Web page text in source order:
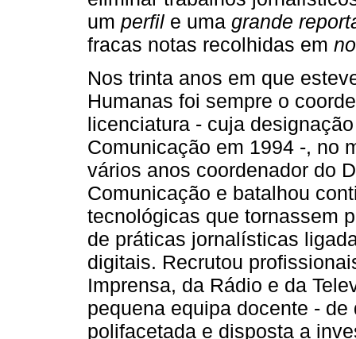
um perfil e uma grande
fracas notas recolhidas em
Nos trinta anos em que
Humanas foi sempre o
licenciatura - cuja
Comunicação em 1994 -, no
vários anos coordenador do
Comunicação e batalhou
tecnológicas que tornassem
de práticas jornalísticas
digitais. Recrutou
Imprensa, da Rádio e da
pequena equipa docente -
polifacetada e disposta a